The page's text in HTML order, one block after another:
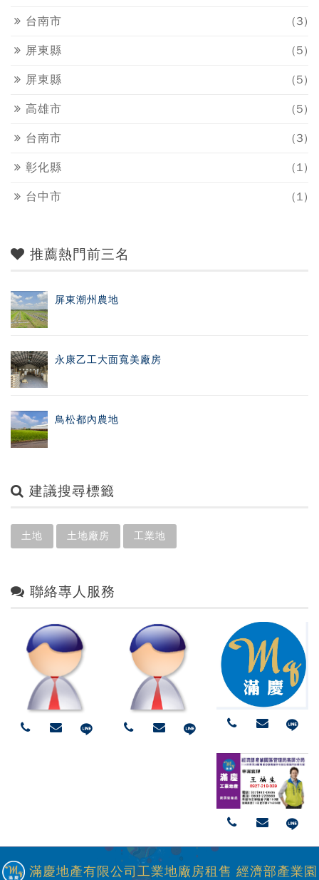
台南市 (3)
屏東縣 (5)
屏東縣 (5)
高雄市 (5)
台南市 (3)
彰化縣 (1)
台中市 (1)
推薦熱門前三名
屏東潮州農地
永康乙工大面寬美廠房
鳥松都內農地
建議搜尋標籤
土地 土地廠房 工業地
聯絡專人服務
滿慶地產有限公司工業地廠房租售 經濟部產業園